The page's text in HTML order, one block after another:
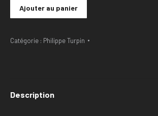
Ajouter au panier
Catégorie : Philippe Turpin
Description